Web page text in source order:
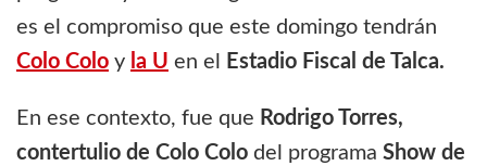
es el compromiso que este domingo tendrán
Colo Colo y la U en el Estadio Fiscal de Talca.
En ese contexto, fue que Rodrigo Torres,
contertulio de Colo Colo del programa Show de